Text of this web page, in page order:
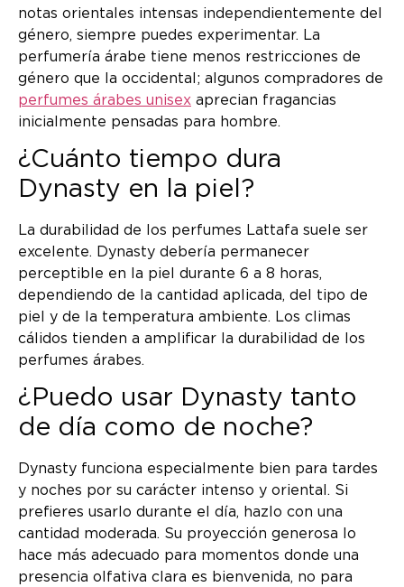
notas orientales intensas independientemente del
género, siempre puedes experimentar. La
perfumería árabe tiene menos restricciones de
género que la occidental; algunos compradores de
perfumes árabes unisex aprecian fragancias
inicialmente pensadas para hombre.
¿Cuánto tiempo dura
Dynasty en la piel?
La durabilidad de los perfumes Lattafa suele ser
excelente. Dynasty debería permanecer
perceptible en la piel durante 6 a 8 horas,
dependiendo de la cantidad aplicada, del tipo de
piel y de la temperatura ambiente. Los climas
cálidos tienden a amplificar la durabilidad de los
perfumes árabes.
¿Puedo usar Dynasty tanto
de día como de noche?
Dynasty funciona especialmente bien para tardes
y noches por su carácter intenso y oriental. Si
prefieres usarlo durante el día, hazlo con una
cantidad moderada. Su proyección generosa lo
hace más adecuado para momentos donde una
presencia olfativa clara es bienvenida, no para